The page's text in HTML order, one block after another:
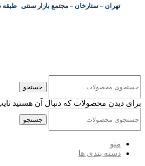
تهران – ستارخان – مجتمع بازار سنتی طبقه
جستجو
برای دیدن محصولات که دنبال آن هستید
جستجو
منو
دسته بندی ها